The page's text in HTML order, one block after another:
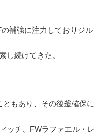
補強に注力しておりジル
続けてきた。
もあり、その後釜確保に
ッチ、FWラファエル・レ